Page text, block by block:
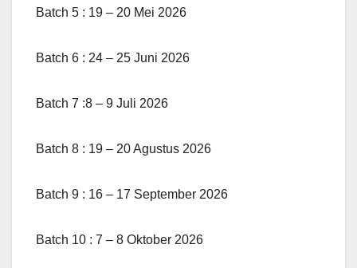
Batch 5 : 19 – 20 Mei 2026
Batch 6 : 24 – 25 Juni 2026
Batch 7 :8 – 9 Juli 2026
Batch 8 : 19 – 20 Agustus 2026
Batch 9 : 16 – 17 September 2026
Batch 10 : 7 – 8 Oktober 2026